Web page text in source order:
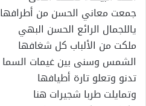
جمعت معاني الحسن من أطرافها
ياللجمال الرائع الحسن البهي
ملكت من الألباب كل شغافها
الشمس وسنى بين غيمات السما
تدنو وتعلو تارة أطيافها
وتمايلت طربا شجيرات هنا